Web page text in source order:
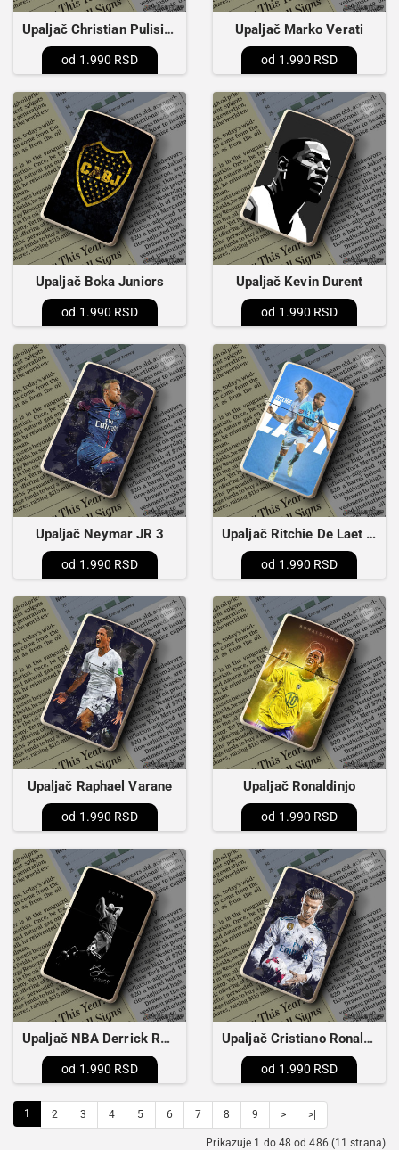
Upaljač Christian Pulisic 2 abstract
1.990 RSD
Upaljač Marko Verati
1.990 RSD
Upaljač Boka Juniors
1.990 RSD
Upaljač Kevin Durent
1.990 RSD
Upaljač Neymar JR 3
1.990 RSD
Upaljač Ritchie De Laet Poster
1.990 RSD
Upaljač Raphael Varane
1.990 RSD
Upaljač Ronaldinjo
1.990 RSD
Upaljač NBA Derrick Rose Pistons
1.990 RSD
Upaljač Cristiano Ronaldo 3 abstract
1.990 RSD
1 2 3 4 5 6 7 8 9 > >|
Prikazuje 1 do 48 od 486 (11 strana)